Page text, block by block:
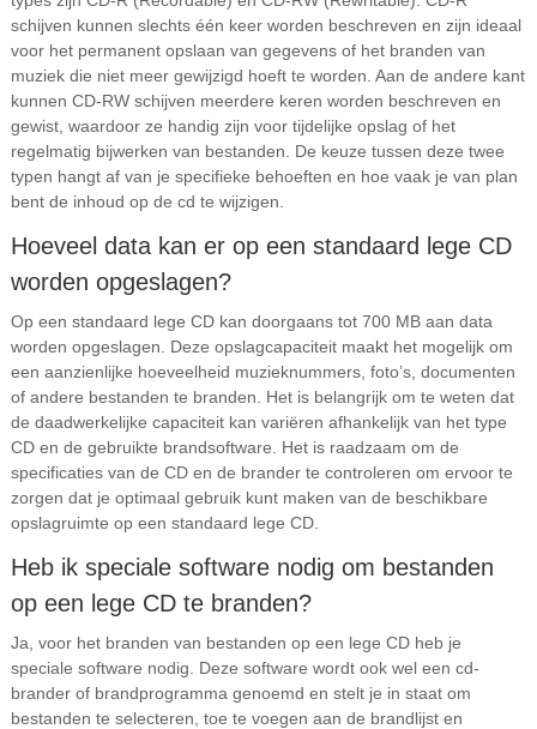
schijven kunnen slechts één keer worden beschreven en zijn ideaal
voor het permanent opslaan van gegevens of het branden van
muziek die niet meer gewijzigd hoeft te worden. Aan de andere kant
kunnen CD-RW schijven meerdere keren worden beschreven en
gewist, waardoor ze handig zijn voor tijdelijke opslag of het
regelmatig bijwerken van bestanden. De keuze tussen deze twee
typen hangt af van je specifieke behoeften en hoe vaak je van plan
bent de inhoud op de cd te wijzigen.
Hoeveel data kan er op een standaard lege CD
worden opgeslagen?
Op een standaard lege CD kan doorgaans tot 700 MB aan data
worden opgeslagen. Deze opslagcapaciteit maakt het mogelijk om
een aanzienlijke hoeveelheid muzieknummers, foto’s, documenten
of andere bestanden te branden. Het is belangrijk om te weten dat
de daadwerkelijke capaciteit kan variëren afhankelijk van het type
CD en de gebruikte brandsoftware. Het is raadzaam om de
specificaties van de CD en de brander te controleren om ervoor te
zorgen dat je optimaal gebruik kunt maken van de beschikbare
opslagruimte op een standaard lege CD.
Heb ik speciale software nodig om bestanden
op een lege CD te branden?
Ja, voor het branden van bestanden op een lege CD heb je
speciale software nodig. Deze software wordt ook wel een cd-
brander of brandprogramma genoemd en stelt je in staat om
bestanden te selecteren, toe te voegen aan de brandlijst en